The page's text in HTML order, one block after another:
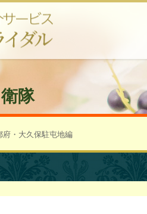
隊
府・大久保駐屯地編